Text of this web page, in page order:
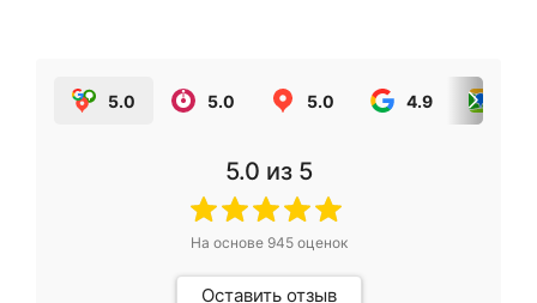
5.0 5.0 5.0 4.9
5.0 из 5
На основе 945оценок
Оставить отзыв